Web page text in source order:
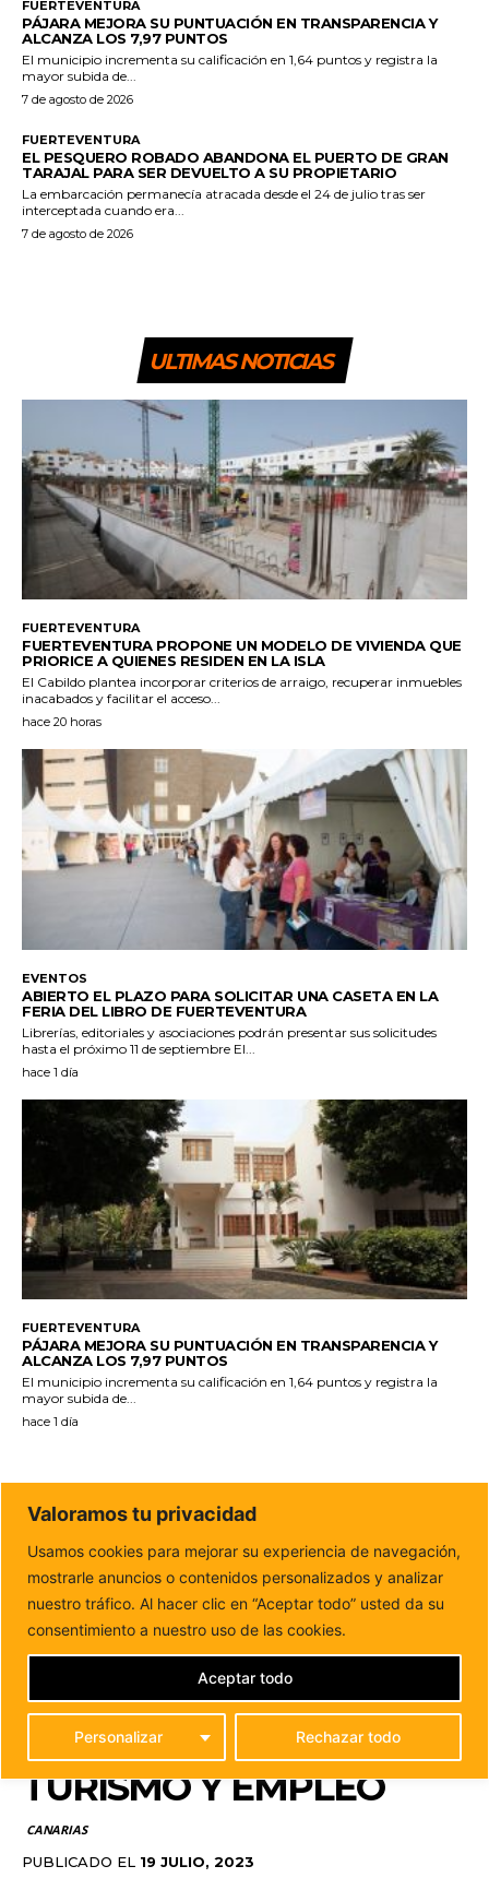
FUERTEVENTURA
PÁJARA MEJORA SU PUNTUACIÓN EN TRANSPARENCIA Y
ALCANZA LOS 7,97 PUNTOS
El municipio incrementa su calificación en 1,64 puntos y registra la
mayor subida de...
7 de agosto de 2026
FUERTEVENTURA
EL PESQUERO ROBADO ABANDONA EL PUERTO DE GRAN
TARAJAL PARA SER DEVUELTO A SU PROPIETARIO
La embarcación permanecía atracada desde el 24 de julio tras ser
interceptada cuando era...
7 de agosto de 2026
ULTIMAS NOTICIAS
FUERTEVENTURA
FUERTEVENTURA PROPONE UN MODELO DE VIVIENDA QUE
PRIORICE A QUIENES RESIDEN EN LA ISLA
El Cabildo plantea incorporar criterios de arraigo, recuperar inmuebles
inacabados y facilitar el acceso...
hace 20 horas
EVENTOS
ABIERTO EL PLAZO PARA SOLICITAR UNA CASETA EN LA
FERIA DEL LIBRO DE FUERTEVENTURA
Librerías, editoriales y asociaciones podrán presentar sus solicitudes
hasta el próximo 11 de septiembre El...
hace 1 día
FUERTEVENTURA
PÁJARA MEJORA SU PUNTUACIÓN EN TRANSPARENCIA Y
ALCANZA LOS 7,97 PUNTOS
El municipio incrementa su calificación en 1,64 puntos y registra la
mayor subida de...
hace 1 día